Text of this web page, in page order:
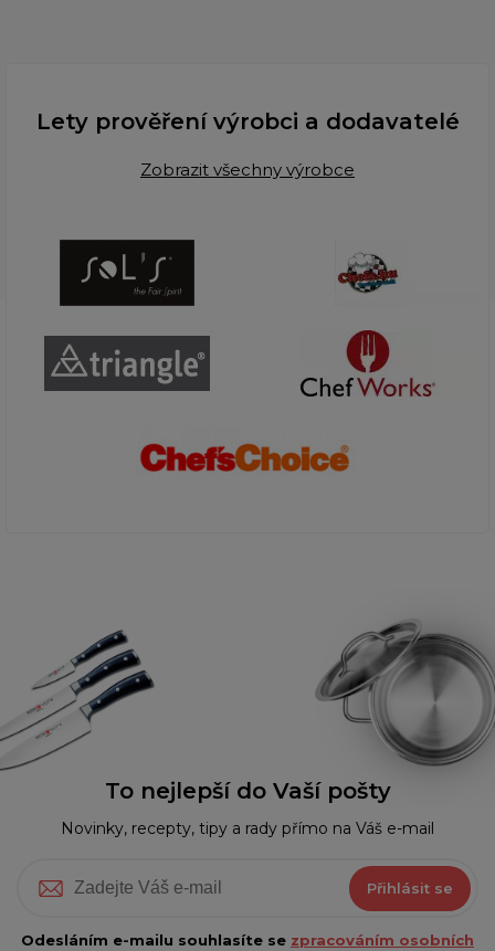
Lety prověření výrobci a dodavatelé
Zobrazit všechny výrobce
To nejlepší do Vaší pošty
Novinky, recepty, tipy a rady přímo na Váš e-mail
Přihlásit se
Odesláním e-mailu souhlasíte se zpracováním osobních